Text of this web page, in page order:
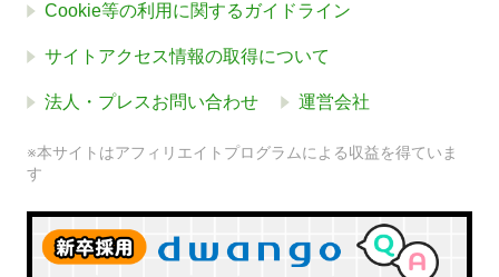
Cookie等の利用に関するガイドライン
サイトアクセス情報の取得について
法人・プレスお問い合わせ 運営会社
※本サイトはアフィリエイトプログラムによる収益を得ていま
す